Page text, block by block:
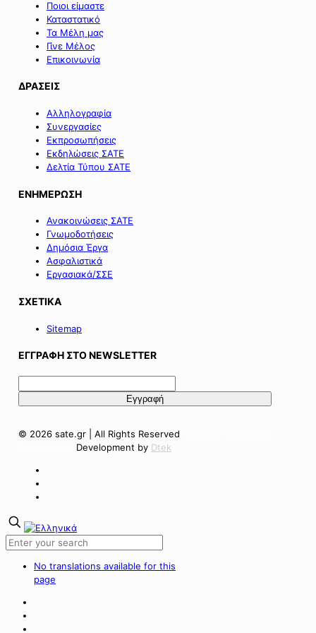
Ποιοι είμαστε
Καταστατικό
Τα Μέλη μας
Γίνε Μέλος
Επικοινωνία
ΔΡΑΣΕΙΣ
Αλληλογραφία
Συνεργασίες
Εκπροσωπήσεις
Εκδηλώσεις ΣΑΤΕ
Δελτία Τύπου ΣΑΤΕ
ΕΝΗΜΕΡΩΣΗ
Ανακοινώσεις ΣΑΤΕ
Γνωμοδοτήσεις
Δημόσια Έργα
Ασφαλιστικά
Εργασιακά/ΣΣΕ
ΣΧΕΤΙΚΑ
Sitemap
ΕΓΓΡΑΦΗ ΣΤΟ NEWSLETTER
© 2026 sate.gr | All Rights Reserved
Development by Dtek
No translations available for this
page